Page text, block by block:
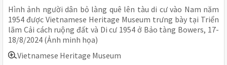
Hình ảnh người dân bỏ làng quê lên tàu di cư vào Nam năm
1954 được Vietnamese Heritage Museum trưng bày tại Triển
lãm Cải cách ruộng đất và Di cư 1954 ở Bảo tàng Bowers, 17-
18/8/2024 (Ảnh minh họa)
Vietnamese Heritage Museum